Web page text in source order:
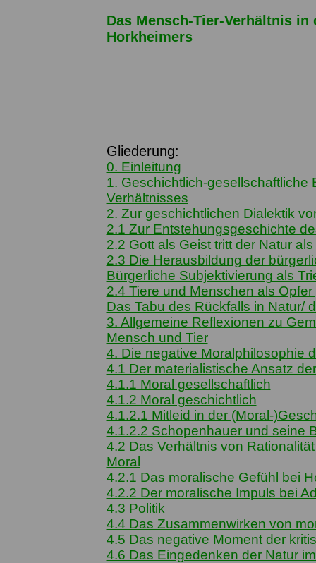
Das Mensch-Tier-Verhältnis
Horkheimers
Gliederung:
0. Einleitung
1. Geschichtlich-gesellschaftliche
Verhältnisses
2. Zur geschichtlichen Dialektik
2.1 Zur Entstehungsgeschichte
2.2 Gott als Geist tritt der Natur
2.3 Die Herausbildung der
Bürgerliche Subjektivierung als
2.4 Tiere und Menschen als
Das Tabu des Rückfalls in Natur/
3. Allgemeine Reflexionen zu
Mensch und Tier
4. Die negative Moralphilosophie
4.1 Der materialistische Ansatz
4.1.1 Moral gesellschaftlich
4.1.2 Moral geschichtlich
4.1.2.1 Mitleid in der (Moral-
4.1.2.2 Schopenhauer und seine
4.2 Das Verhältnis von
Moral
4.2.1 Das moralische Gefühl bei
4.2.2 Der moralische Impuls bei
4.3 Politik
4.4 Das Zusammenwirken von
4.5 Das negative Moment der
4.6 Das Eingedenken der Natur